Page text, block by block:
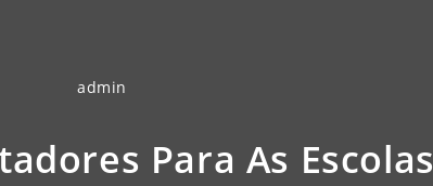
admin
Para As Escolas